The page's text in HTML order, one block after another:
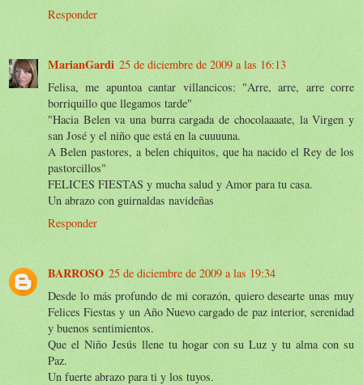
Responder
MarianGardi 25 de diciembre de 2009 a las 16:13
Felisa, me apuntoa cantar villancicos: "Arre, arre, arre corre
borriquillo que llegamos tarde"
"Hacia Belen va una burra cargada de chocolaaaate, la Virgen y
san José y el niño que está en la cuuuuna.
A Belen pastores, a belen chiquitos, que ha nacido el Rey de los
pastorcillos"
FELICES FIESTAS y mucha salud y Amor para tu casa.
Un abrazo con guirnaldas navideñas
Responder
BARROSO 25 de diciembre de 2009 a las 19:34
Desde lo más profundo de mi corazón, quiero desearte unas muy
Felices Fiestas y un Año Nuevo cargado de paz interior, serenidad
y buenos sentimientos.
Que el Niño Jesús llene tu hogar con su Luz y tu alma con su
Paz.
Un fuerte abrazo para ti y los tuyos.